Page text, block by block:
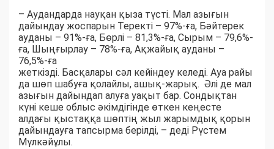
– Аудандарда науқан қыза түсті. Мал азығын
дайындау жоспарын Теректі – 97%-ға, Бәйтерек
ауданы – 91%-ға, Бөрлі – 81,3%-ға, Сырым – 79,6%-
ға, Шыңғырлау – 78%-ға, Ақжайық ауданы –
76,5%-ға
жеткізді. Басқалары сәл кейіндеу келеді. Ауа райы
да шөп шабуға қолайлы, ашық-жарық. Әлі де мал
азығын дайындап алуға уақыт бар. Сондықтан
күні кеше облыс әкімдігінде өткен кеңесте
алдағы қыстаққа шөптің жыл жарымдық қорын
дайындауға тапсырма берілді, – деді Рүстем
Мүлкәйұлы.